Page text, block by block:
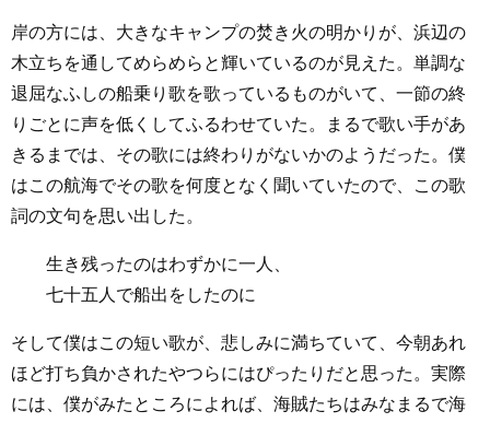
岸の方には、大きなキャンプの焚き火の明かりが、浜辺の
木立ちを通してめらめらと輝いているのが見えた。単調な
退屈なふしの船乗り歌を歌っているものがいて、一節の終
りごとに声を低くしてふるわせていた。まるで歌い手があ
きるまでは、その歌には終わりがないかのようだった。僕
はこの航海でその歌を何度となく聞いていたので、この歌
詞の文句を思い出した。
生き残ったのはわずかに一人、
七十五人で船出をしたのに
そして僕はこの短い歌が、悲しみに満ちていて、今朝あれ
ほど打ち負かされたやつらにはぴったりだと思った。実際
には、僕がみたところによれば、海賊たちはみなまるで海